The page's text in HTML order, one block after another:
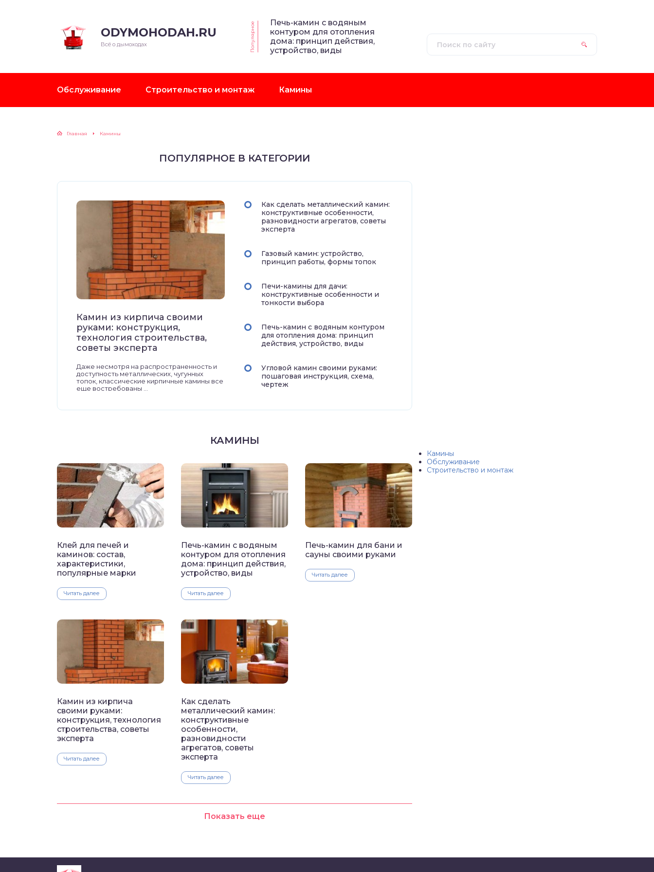
ODYMOHODAH.RU
Всё о дымоходах Популярное
Печь-камин с водяным
контуром для отопления
дома: принцип действия,
устройство, виды
Обслуживание Строительство и монтаж Камины
Главная Камины
ПОПУЛЯРНОЕ В КАТЕГОРИИ
Камин из кирпича своими
руками: конструкция,
технология строительства,
советы эксперта
Даже несмотря на распространенность и
доступность металлических, чугунных
топок, классические кирпичные камины все
еще востребованы ...
Как сделать металлический камин:
конструктивные особенности,
разновидности агрегатов, советы
эксперта
Газовый камин: устройство,
принцип работы, формы топок
Печи-камины для дачи:
конструктивные особенности и
тонкости выбора
Печь-камин с водяным контуром
для отопления дома: принцип
действия, устройство, виды
Угловой камин своими руками:
пошаговая инструкция, схема,
чертеж
КАМИНЫ
Клей для печей и
каминов: состав,
характеристики,
популярные марки
Читать далее
Печь-камин с водяным
контуром для отопления
дома: принцип действия,
устройство, виды
Читать далее
Печь-камин для бани и
сауны своими руками
Читать далее
Камин из кирпича
своими руками:
конструкция, технология
строительства, советы
эксперта
Читать далее
Как сделать
металлический камин:
конструктивные
особенности,
разновидности
агрегатов, советы
эксперта
Читать далее
Показать еще
Камины
Обслуживание
Строительство и монтаж